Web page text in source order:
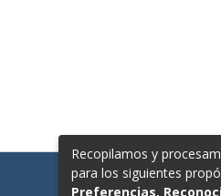
Recopilamos y
para los siguientes
Preferencias,